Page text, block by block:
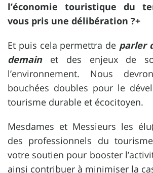
l’économie touristique du
vous pris une délibération ?+
Et puis cela permettra de parler
demainet des enjeux de
l’environnement. Nous
bouchées doubles pour le
tourisme durable et écocitoyen.
Mesdames et Messieurs les
des professionnels du
votre soutien pour booster
ainsi contribuer à minimiser la